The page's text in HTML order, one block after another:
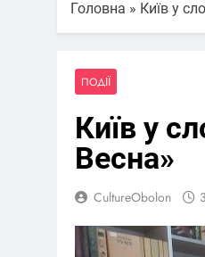
Головна » Київ у
ПОДІЇ
Київ у
Весна»
CultureObolon